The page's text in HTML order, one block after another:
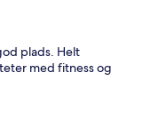
plads. Helt
med fitness og